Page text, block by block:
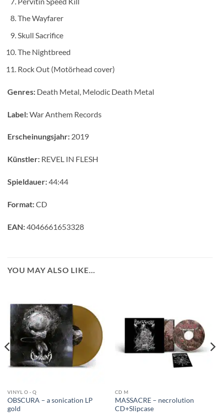
The Wayfarer
Skull Sacrifice
The Nightbreed
Rock Out (Motörhead cover)
Genres: Death Metal, Melodic Death Metal
Label:War Anthem Records
Erscheinungsjahr: 2019
Künstler: REVEL IN FLESH
Spieldauer:44:44
Format:CD
EAN:4046661653328
YOU MAY ALSO LIKE…
VINYL O - Q
OBSCURA – a sonication LP
gold
CD M
MASSACRE – necrolution
CD+Slipcase